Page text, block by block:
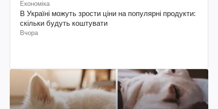
Економіка
В Україні можуть зрости ціни на популярні продукти:
скільки будуть коштувати
Вчора